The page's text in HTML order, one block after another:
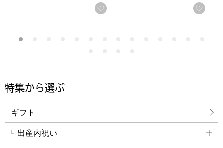
お気に入りに登録する お気
特集から選ぶ
ギフト
出産内祝い
詳